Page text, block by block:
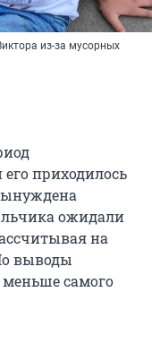
из-за мусорных
приходилось
ожидали
на
выводы
самого